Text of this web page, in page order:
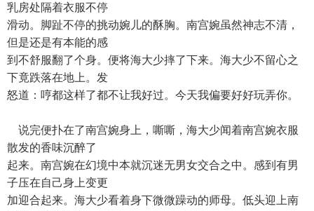
乳房处隔着衣服不停
滑动。脚趾不停的挑动婉儿的酥胸。南宫婉虽然神志不清，
但是还是有本能的感
到不舒服翻了个身。便将海大少摔了下来。海大少不留心之
下竟跌落在地上。发
怒道：哼都这样了都不让我好过。今天我偏要好好玩弄你。
说完便扑在了南宫婉身上，嘶嘶，海大少闻着南宫婉衣服
散发的香味沉醉了
起来。南宫婉在幻境中本就沉迷无男女交合之中。感到有男
子压在自己身上变更
加迎合起来。海大少看着身下微微躁动的师母。低头迎上南